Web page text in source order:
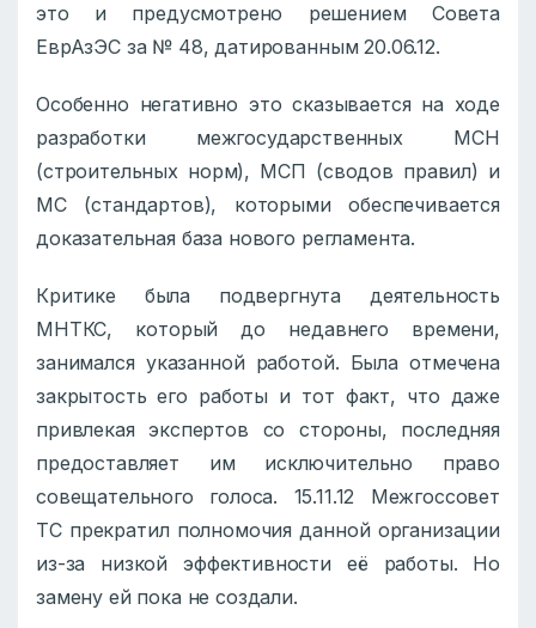
это и предусмотрено решением Совета
ЕврАзЭС за № 48, датированным 20.06.12.
Особенно негативно это сказывается на ходе
разработки межгосударственных МСН
(строительных норм), МСП (сводов правил) и
МС (стандартов), которыми обеспечивается
доказательная база нового регламента.
Критике была подвергнута деятельность
МНТКС, который до недавнего времени,
занимался указанной работой. Была отмечена
закрытость его работы и тот факт, что даже
привлекая экспертов со стороны, последняя
предоставляет им исключительно право
совещательного голоса. 15.11.12 Межгоссовет
ТС прекратил полномочия данной организации
из-за низкой эффективности её работы. Но
замену ей пока не создали.